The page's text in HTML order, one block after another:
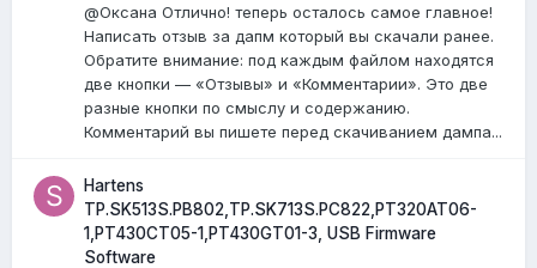
@Оксана Отлично! теперь осталось самое главное!
Написать отзыв за дапм который вы скачали ранее.
Обратите внимание: под каждым файлом находятся
две кнопки — «Отзывы» и «Комментарии». Это две
разные кнопки по смыслу и содержанию.
Комментарий вы пишете перед скачиванием дампа...
Hartens
TP.SK513S.PB802,TP.SK713S.PC822,PT320AT06-
1,PT430CT05-1,PT430GT01-3, USB Firmware
Software